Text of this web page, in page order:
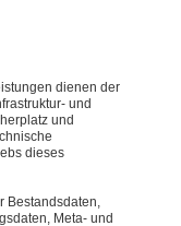
dienen der
und
und
dieses
Bestandsdaten,
Meta- und